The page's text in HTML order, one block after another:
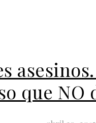
que NO